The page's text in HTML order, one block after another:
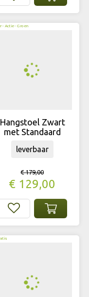
Hangstoel Zwart
met Standaard
€ 179,00
€ 129,00
leverbaar